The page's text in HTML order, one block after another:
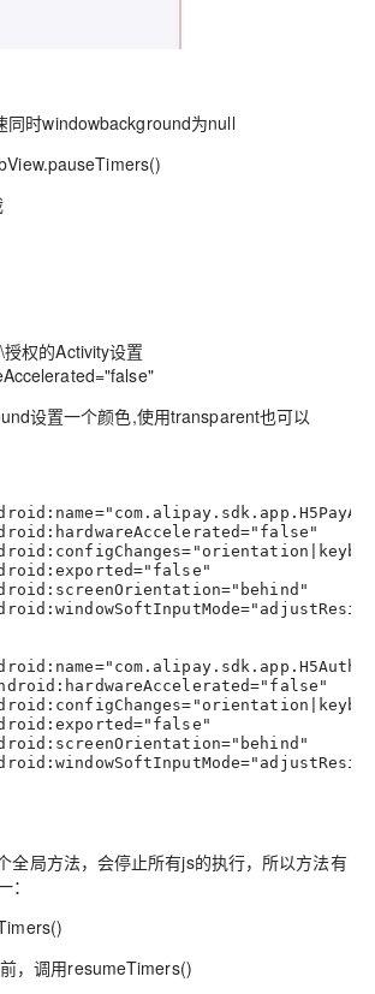
时windowbackground为null
一：
权的Activity设置
设置一个颜色,使用transparent也可以
name="
hardwareAccelerated=" false "
configChanges= "
exported=" false "
screenOrientation=" behind "
windowSoftInputMode="
name="
hardwareAccelerated=" false "
configChanges= "
exported=" false "
screenOrientation=" behind "
windowSoftInputMode="
全局方法，会停止所有js的执行，所以方法有
，调用resumeTimers()